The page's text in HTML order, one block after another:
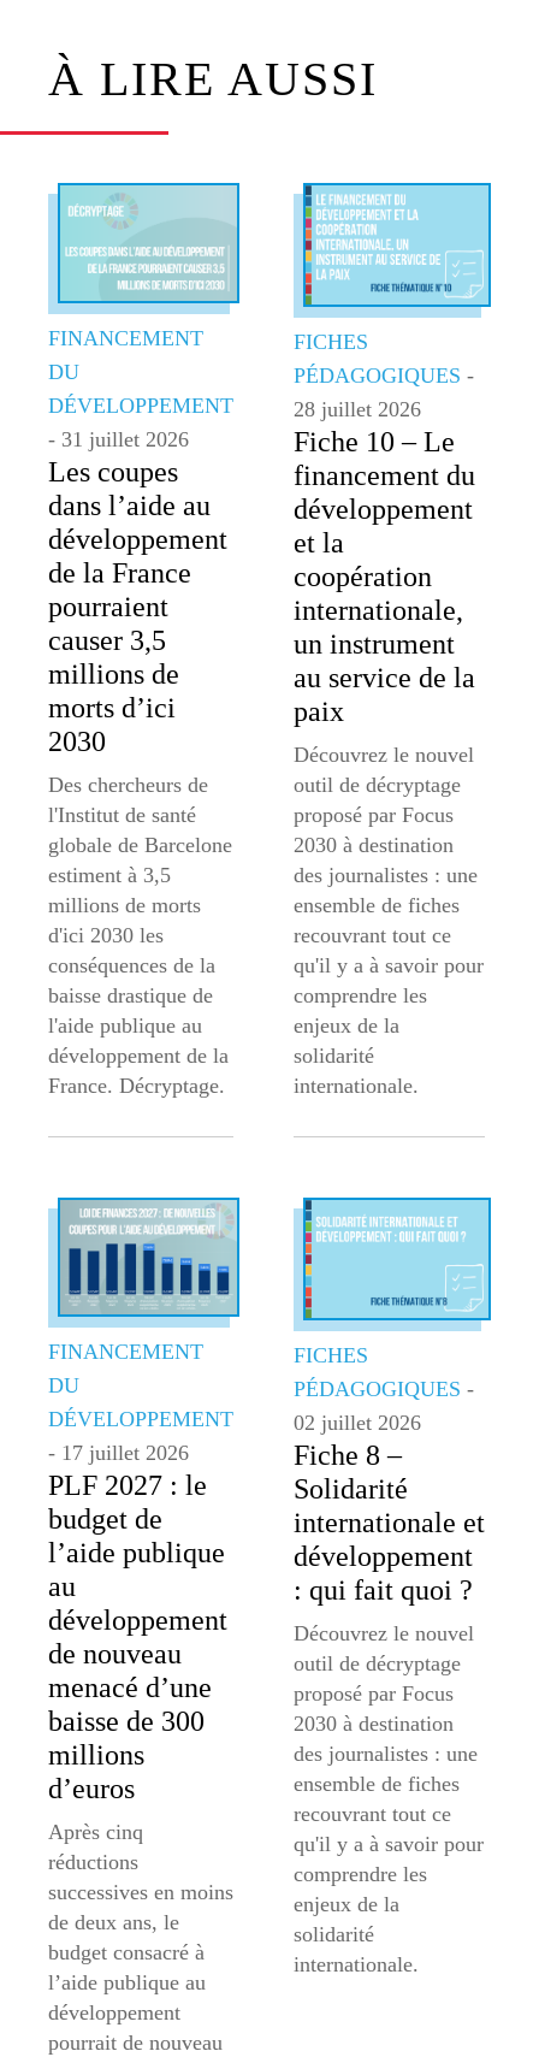
À LIRE AUSSI
FINANCEMENT
DU
DÉVELOPPEMENT
- 31 juillet 2026
Les coupes
dans l’aide au
développement
de la France
pourraient
causer 3,5
millions de
morts d’ici
2030
Des chercheurs de
l'Institut de santé
globale de Barcelone
estiment à 3,5
millions de morts
d'ici 2030 les
conséquences de la
baisse drastique de
l'aide publique au
développement de la
France. Décryptage.
FICHES
PÉDAGOGIQUES -
28 juillet 2026
Fiche 10 – Le
financement du
développement
et la
coopération
internationale,
un instrument
au service de la
paix
Découvrez le nouvel
outil de décryptage
proposé par Focus
2030 à destination
des journalistes : une
ensemble de fiches
recouvrant tout ce
qu'il y a à savoir pour
comprendre les
enjeux de la
solidarité
internationale.
FINANCEMENT
DU
DÉVELOPPEMENT
- 17 juillet 2026
PLF 2027 : le
budget de
l’aide publique
au
développement
de nouveau
menacé d’une
baisse de 300
millions
d’euros
Après cinq
réductions
successives en moins
de deux ans, le
budget consacré à
l’aide publique au
développement
pourrait de nouveau
FICHES
PÉDAGOGIQUES -
02 juillet 2026
Fiche 8 –
Solidarité
internationale et
développement
: qui fait quoi ?
Découvrez le nouvel
outil de décryptage
proposé par Focus
2030 à destination
des journalistes : une
ensemble de fiches
recouvrant tout ce
qu'il y a à savoir pour
comprendre les
enjeux de la
solidarité
internationale.